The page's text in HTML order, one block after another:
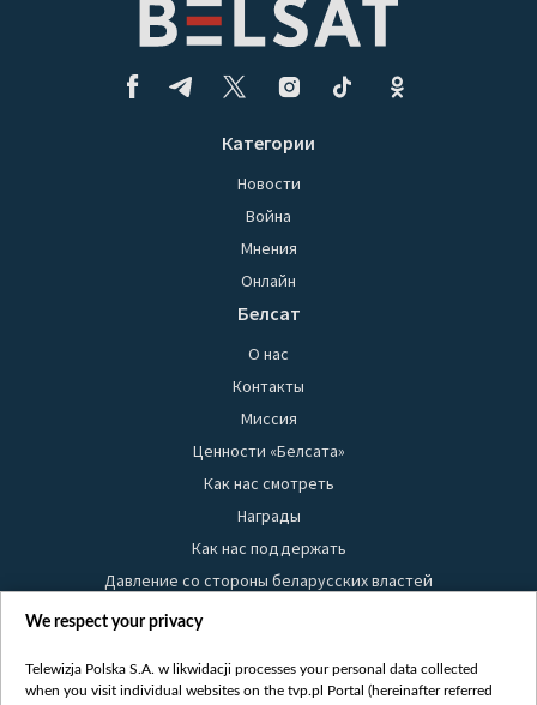
Категории
Новости
Война
Мнения
Онлайн
Белсат
О нас
Контакты
Миссия
Ценности «Белсата»
Как нас смотреть
Награды
Как нас поддержать
Давление со стороны беларусских властей
Правила использования материалов
Безопасность
We respect your privacy
Telewizja Polska S.A. w likwidacji processes your personal data collected
when you visit individual websites on the tvp.pl Portal (hereinafter referred